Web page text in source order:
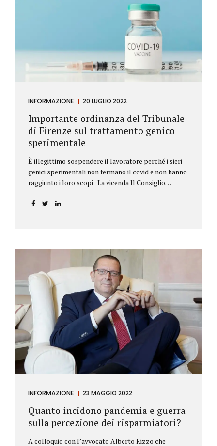
loro investimenti, mentre gli speculatori cercano...
INFORMAZIONE 20 LUGLIO 2022
Importante ordinanza del Tribunale
di Firenze sul trattamento genico
sperimentale
È illegittimo sospendere il lavoratore perché i sieri
genici sperimentali non fermano il covid e non hanno
raggiunto i loro scopi La vicenda Il Consiglio
alla sospensione di una propria iscritta, a causa del
76/2021. La psicologa ricorreva in via d’urgenza al
Tribunale di Firenze per chiedere la sospensione di
tale provvedimento, gravemente pregiudizievole per
la propria persona, in quanto impeditivo dello
svolgimento della libera professione. Per il Giudice
fiorentino, Dott.ssa Susanna Zanda, il
provvedimento assunto dal Consiglio lede...
INFORMAZIONE 23 MAGGIO 2022
Quanto incidono pandemia e guerra
sulla percezione dei risparmiatori?
A colloquio con l’avvocato Alberto Rizzo che